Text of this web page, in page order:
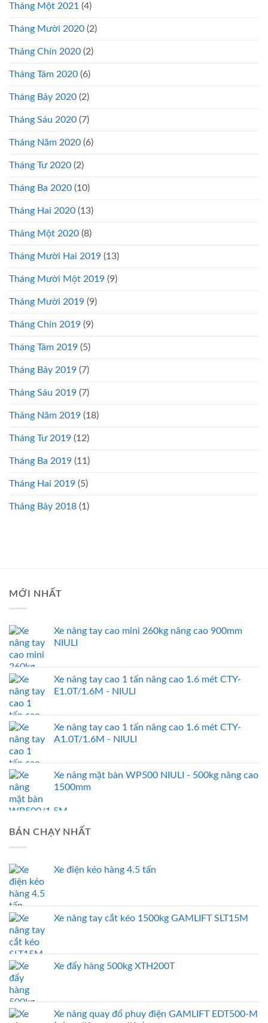
Tháng Một 2021 (4)
Tháng Mười 2020 (2)
Tháng Chín 2020 (2)
Tháng Tám 2020 (6)
Tháng Bảy 2020 (2)
Tháng Sáu 2020 (7)
Tháng Năm 2020 (6)
Tháng Tư 2020 (2)
Tháng Ba 2020 (10)
Tháng Hai 2020 (13)
Tháng Một 2020 (8)
Tháng Mười Hai 2019 (13)
Tháng Mười Một 2019 (9)
Tháng Mười 2019 (9)
Tháng Chín 2019 (9)
Tháng Tám 2019 (5)
Tháng Bảy 2019 (7)
Tháng Sáu 2019 (7)
Tháng Năm 2019 (18)
Tháng Tư 2019 (12)
Tháng Ba 2019 (11)
Tháng Hai 2019 (5)
Tháng Bảy 2018 (1)
MỚI NHẤT
Xe nâng tay cao mini 260kg nâng cao 900mm
NIULI
Xe nâng tay cao 1 tấn nâng cao 1.6 mét CTY-
E1.0T/1.6M - NIULI
Xe nâng tay cao 1 tấn nâng cao 1.6 mét CTY-
A1.0T/1.6M - NIULI
Xe nâng mặt bàn WP500 NIULI - 500kg nâng cao
1500mm
BÁN CHẠY NHẤT
Xe điện kéo hàng 4.5 tấn
Xe nâng tay cắt kéo 1500kg GAMLIFT SLT15M
Xe đẩy hàng 500kg XTH200T
Xe nâng quay đổ phuy điện GAMLIFT EDT500-M